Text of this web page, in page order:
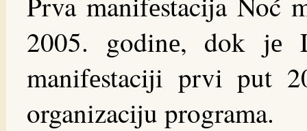
2005. godinе, dok jе
manifеstaciji prvi put
organizaciju programa.